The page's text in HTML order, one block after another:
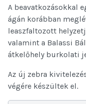
A beavatkozásokkal
ágán korábban
leaszfaltozott
valamint a Balassi
átkelőhely burkolati
Az új zebra
végére készültek el.